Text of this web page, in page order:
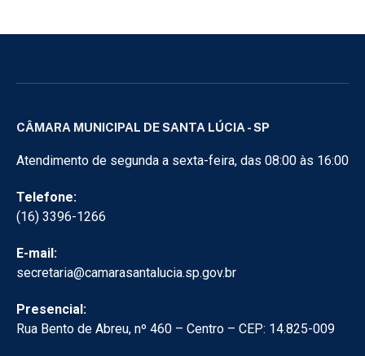
CÂMARA MUNICIPAL DE SANTA LÚCIA - SP
Atendimento de segunda a sexta-feira, das 08:00 às 16:00
Telefone:
(16) 3396-1266
E-mail:
secretaria@camarasantalucia.sp.gov.br
Presencial:
Rua Bento de Abreu, nº 460 – Centro – CEP: 14.825-009